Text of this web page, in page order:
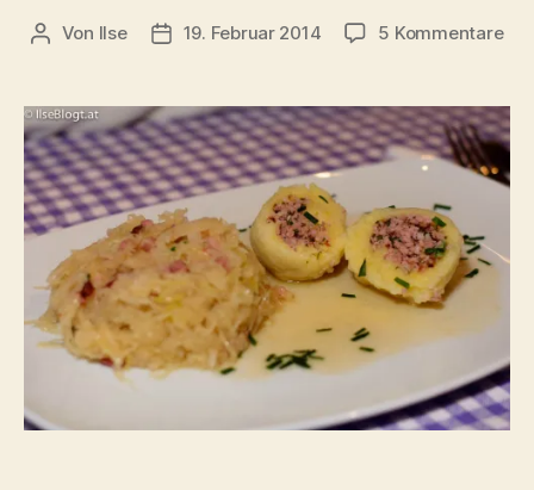
Beitragsautor
Von Ilse Beitragsdatum
19. Februar 2014 5 Kommentarezu
mit
und